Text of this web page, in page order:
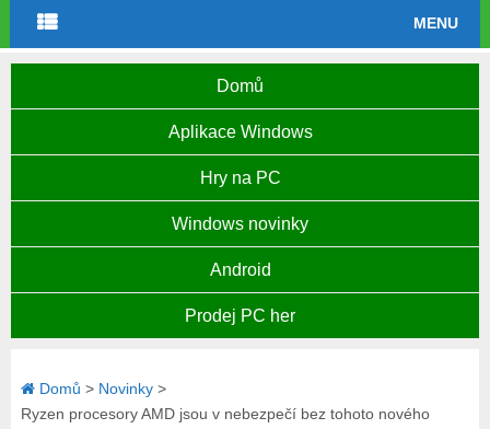
MENU
Domů
Aplikace Windows
Hry na PC
Windows novinky
Android
Prodej PC her
Domů > Novinky>
Ryzen procesory AMD jsou v nebezpečí bez tohoto nového